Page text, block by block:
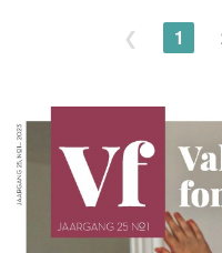
brieven dat ze hebben 1